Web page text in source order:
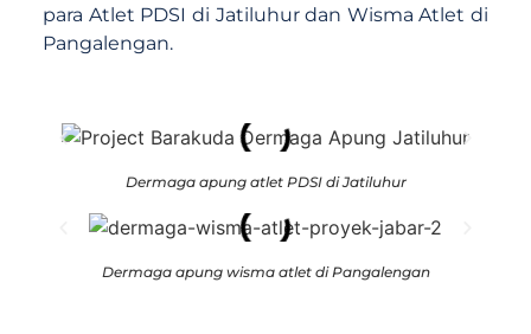
para Atlet PDSI di Jatiluhur dan Wisma Atlet di
Pangalengan.
Dermaga apung atlet PDSI di Jatiluhur
Dermaga apung wisma atlet di Pangalengan